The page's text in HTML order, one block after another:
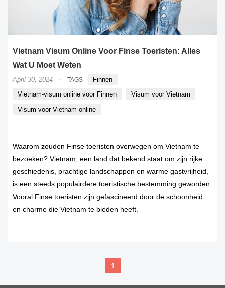
Vietnam Visum Online Voor Finse Toeristen: Alles
Wat U Moet Weten
April 30, 2024 · TAGS
Finnen
Vietnam-visum online voor Finnen
Visum voor Vietnam
Visum voor Vietnam online
Waarom zouden Finse toeristen overwegen om Vietnam te
bezoeken? Vietnam, een land dat bekend staat om zijn rijke
geschiedenis, prachtige landschappen en warme gastvrijheid,
is een steeds populairdere toeristische bestemming geworden.
Vooral Finse toeristen zijn gefascineerd door de schoonheid
en charme die Vietnam te bieden heeft.
1